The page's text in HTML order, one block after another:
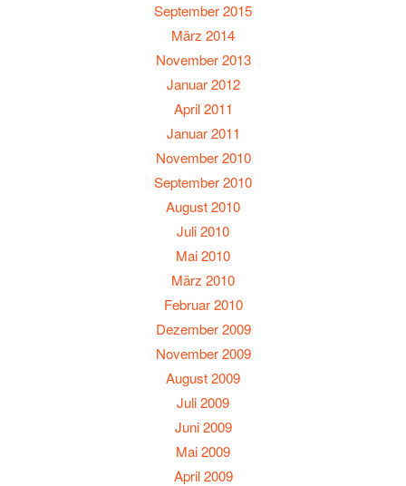
September 2015
März 2014
November 2013
Januar 2012
April 2011
Januar 2011
November 2010
September 2010
August 2010
Juli 2010
Mai 2010
März 2010
Februar 2010
Dezember 2009
November 2009
August 2009
Juli 2009
Juni 2009
Mai 2009
April 2009